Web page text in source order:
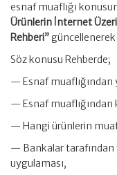
esnaf muaflığı
Ürünlerin İnternet
Rehberi”
Söz konusu Rehberde;
— Esnaf muaflığından
— Esnaf muaflığından
— Hangi ürünlerin
— Bankalar tarafından
uygulaması,